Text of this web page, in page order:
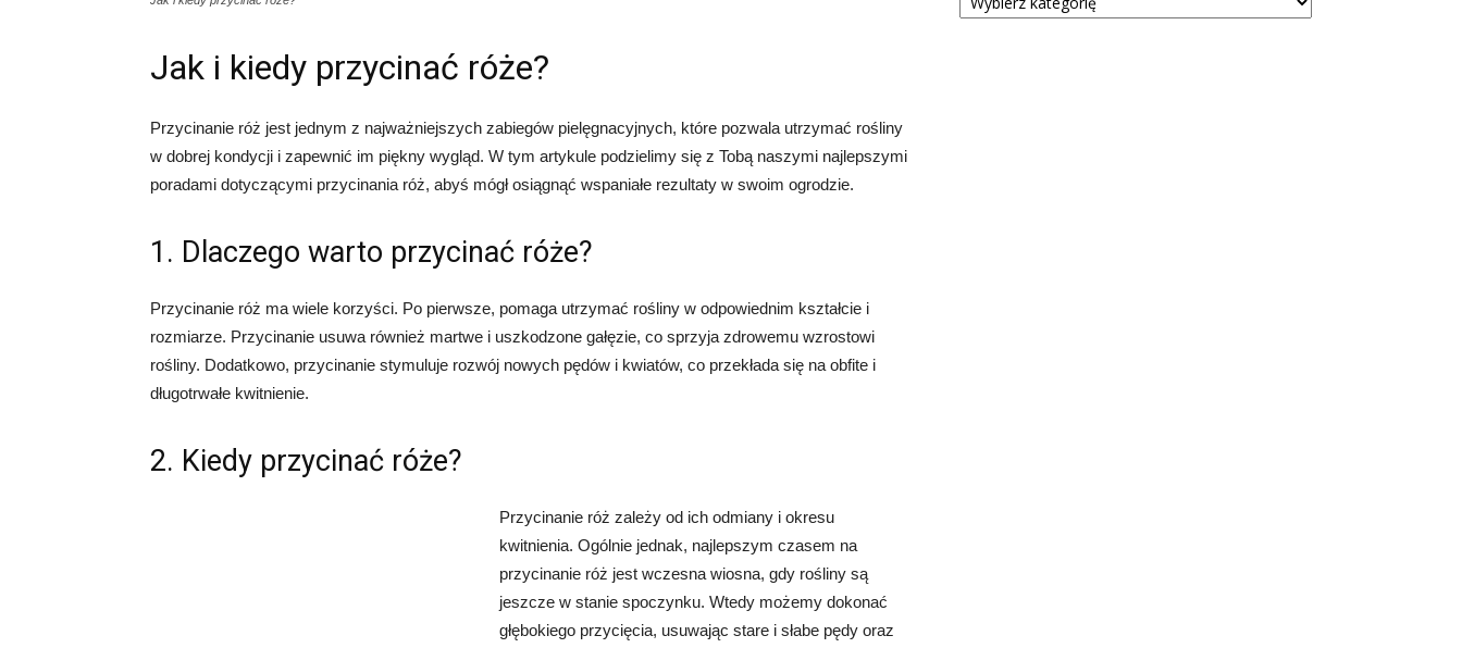
Jak i kiedy przycinać róże?
Przycinanie róż jest jednym z najważniejszych zabiegów pielęgnacyjnych, które pozwala utrzymać rośliny
w dobrej kondycji i zapewnić im piękny wygląd. W tym artykule podzielimy się z Tobą naszymi najlepszymi
poradami dotyczącymi przycinania róż, abyś mógł osiągnąć wspaniałe rezultaty w swoim ogrodzie.
1. Dlaczego warto przycinać róże?
Przycinanie róż ma wiele korzyści. Po pierwsze, pomaga utrzymać rośliny w odpowiednim kształcie i
rozmiarze. Przycinanie usuwa również martwe i uszkodzone gałęzie, co sprzyja zdrowemu wzrostowi
rośliny. Dodatkowo, przycinanie stymuluje rozwój nowych pędów i kwiatów, co przekłada się na obfite i
długotrwałe kwitnienie.
2. Kiedy przycinać róże?
Przycinanie róż zależy od ich odmiany i okresu
kwitnienia. Ogólnie jednak, najlepszym czasem na
przycinanie róż jest wczesna wiosna, gdy rośliny są
jeszcze w stanie spoczynku. Wtedy możemy dokonać
głębokiego przycięcia, usuwając stare i słabe pędy oraz